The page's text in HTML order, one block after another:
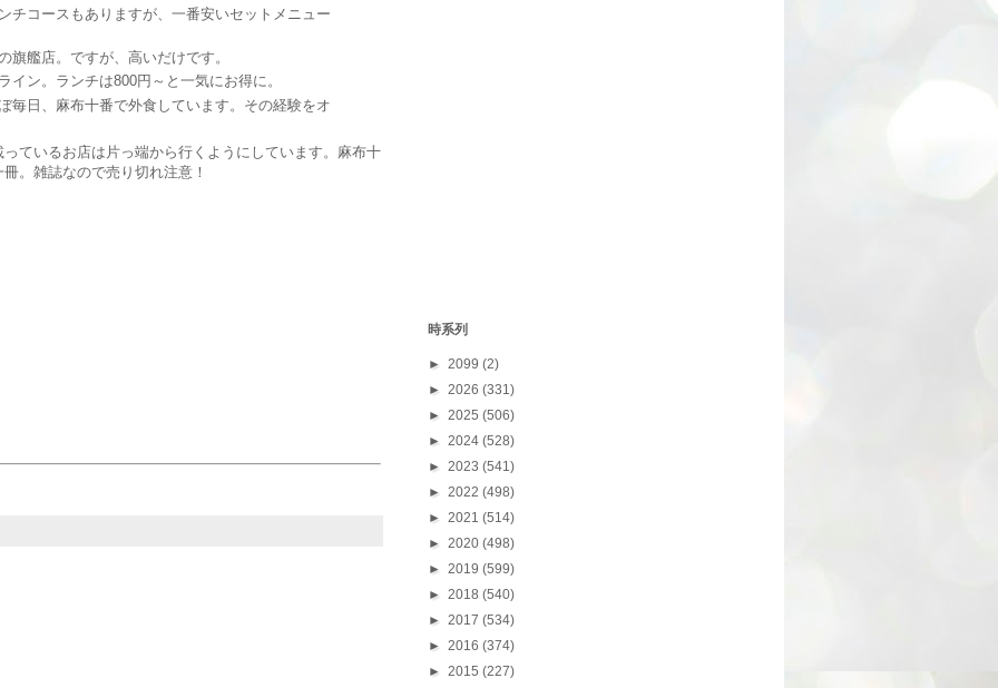
コースもありますが、一番安いセットメニュー
艦店。ですが、高いだけです。
ン。ランチは800円～と一気にお得に。
日、麻布十番で外食しています。その経験をオ
ているお店は片っ端から行くようにしています。麻布十
。雑誌なので売り切れ注意！
時系列
► 2099 (2)
► 2026 (331)
► 2025 (506)
► 2024 (528)
► 2023 (541)
► 2022 (498)
► 2021 (514)
► 2020 (498)
► 2019 (599)
► 2018 (540)
► 2017 (534)
► 2016 (374)
► 2015 (227)